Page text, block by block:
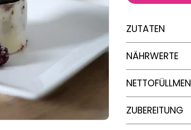
ZUTATEN
Carrageen –
Kakao) – Wasser
modifizierte
Zucker, Wasser,
Süßungsmittel:
NÄHRWERTE
Energie
ZUBEREITUNG